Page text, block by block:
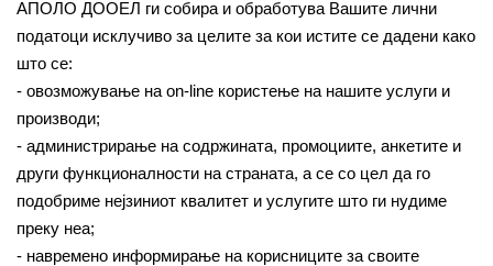
АПОЛО ДООЕЛ ги собира и обработува Вашите лични
податоци исклучиво за целите за кои истите се дадени како
што се:
- овозможување на on-line користење на нашите услуги и
производи;
- администрирање на содржината, промоциите, анкетите и
други функционалности на страната, а се со цел да го
подобриме нејзиниот квалитет и услугите што ги нудиме
преку неа;
- навремено информирање на корисниците за своите